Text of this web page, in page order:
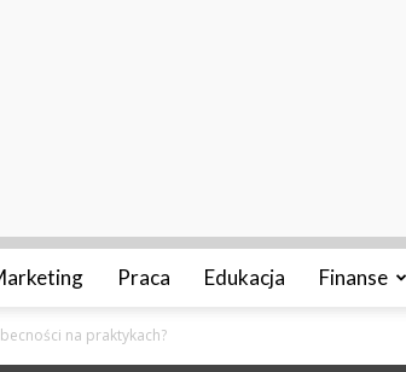
Praca Edukacja Finanse
na praktykach?